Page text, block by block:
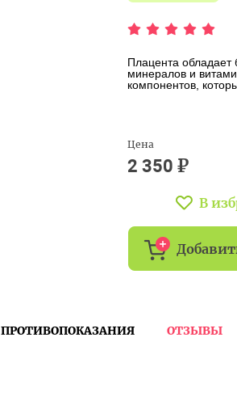
Плацента обладает
минералов и
компонентов,
Цена
2 350 ₽
В
ПРОТИВОПОКАЗАНИЯ ОТЗЫВЫ